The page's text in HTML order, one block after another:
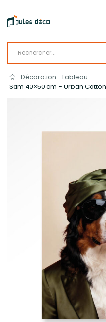
Décoration
Tableau
Sam 40×50 cm – Urban Cotton